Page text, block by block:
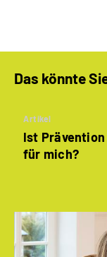
Das könnte
Artikel
Ist
für mich?